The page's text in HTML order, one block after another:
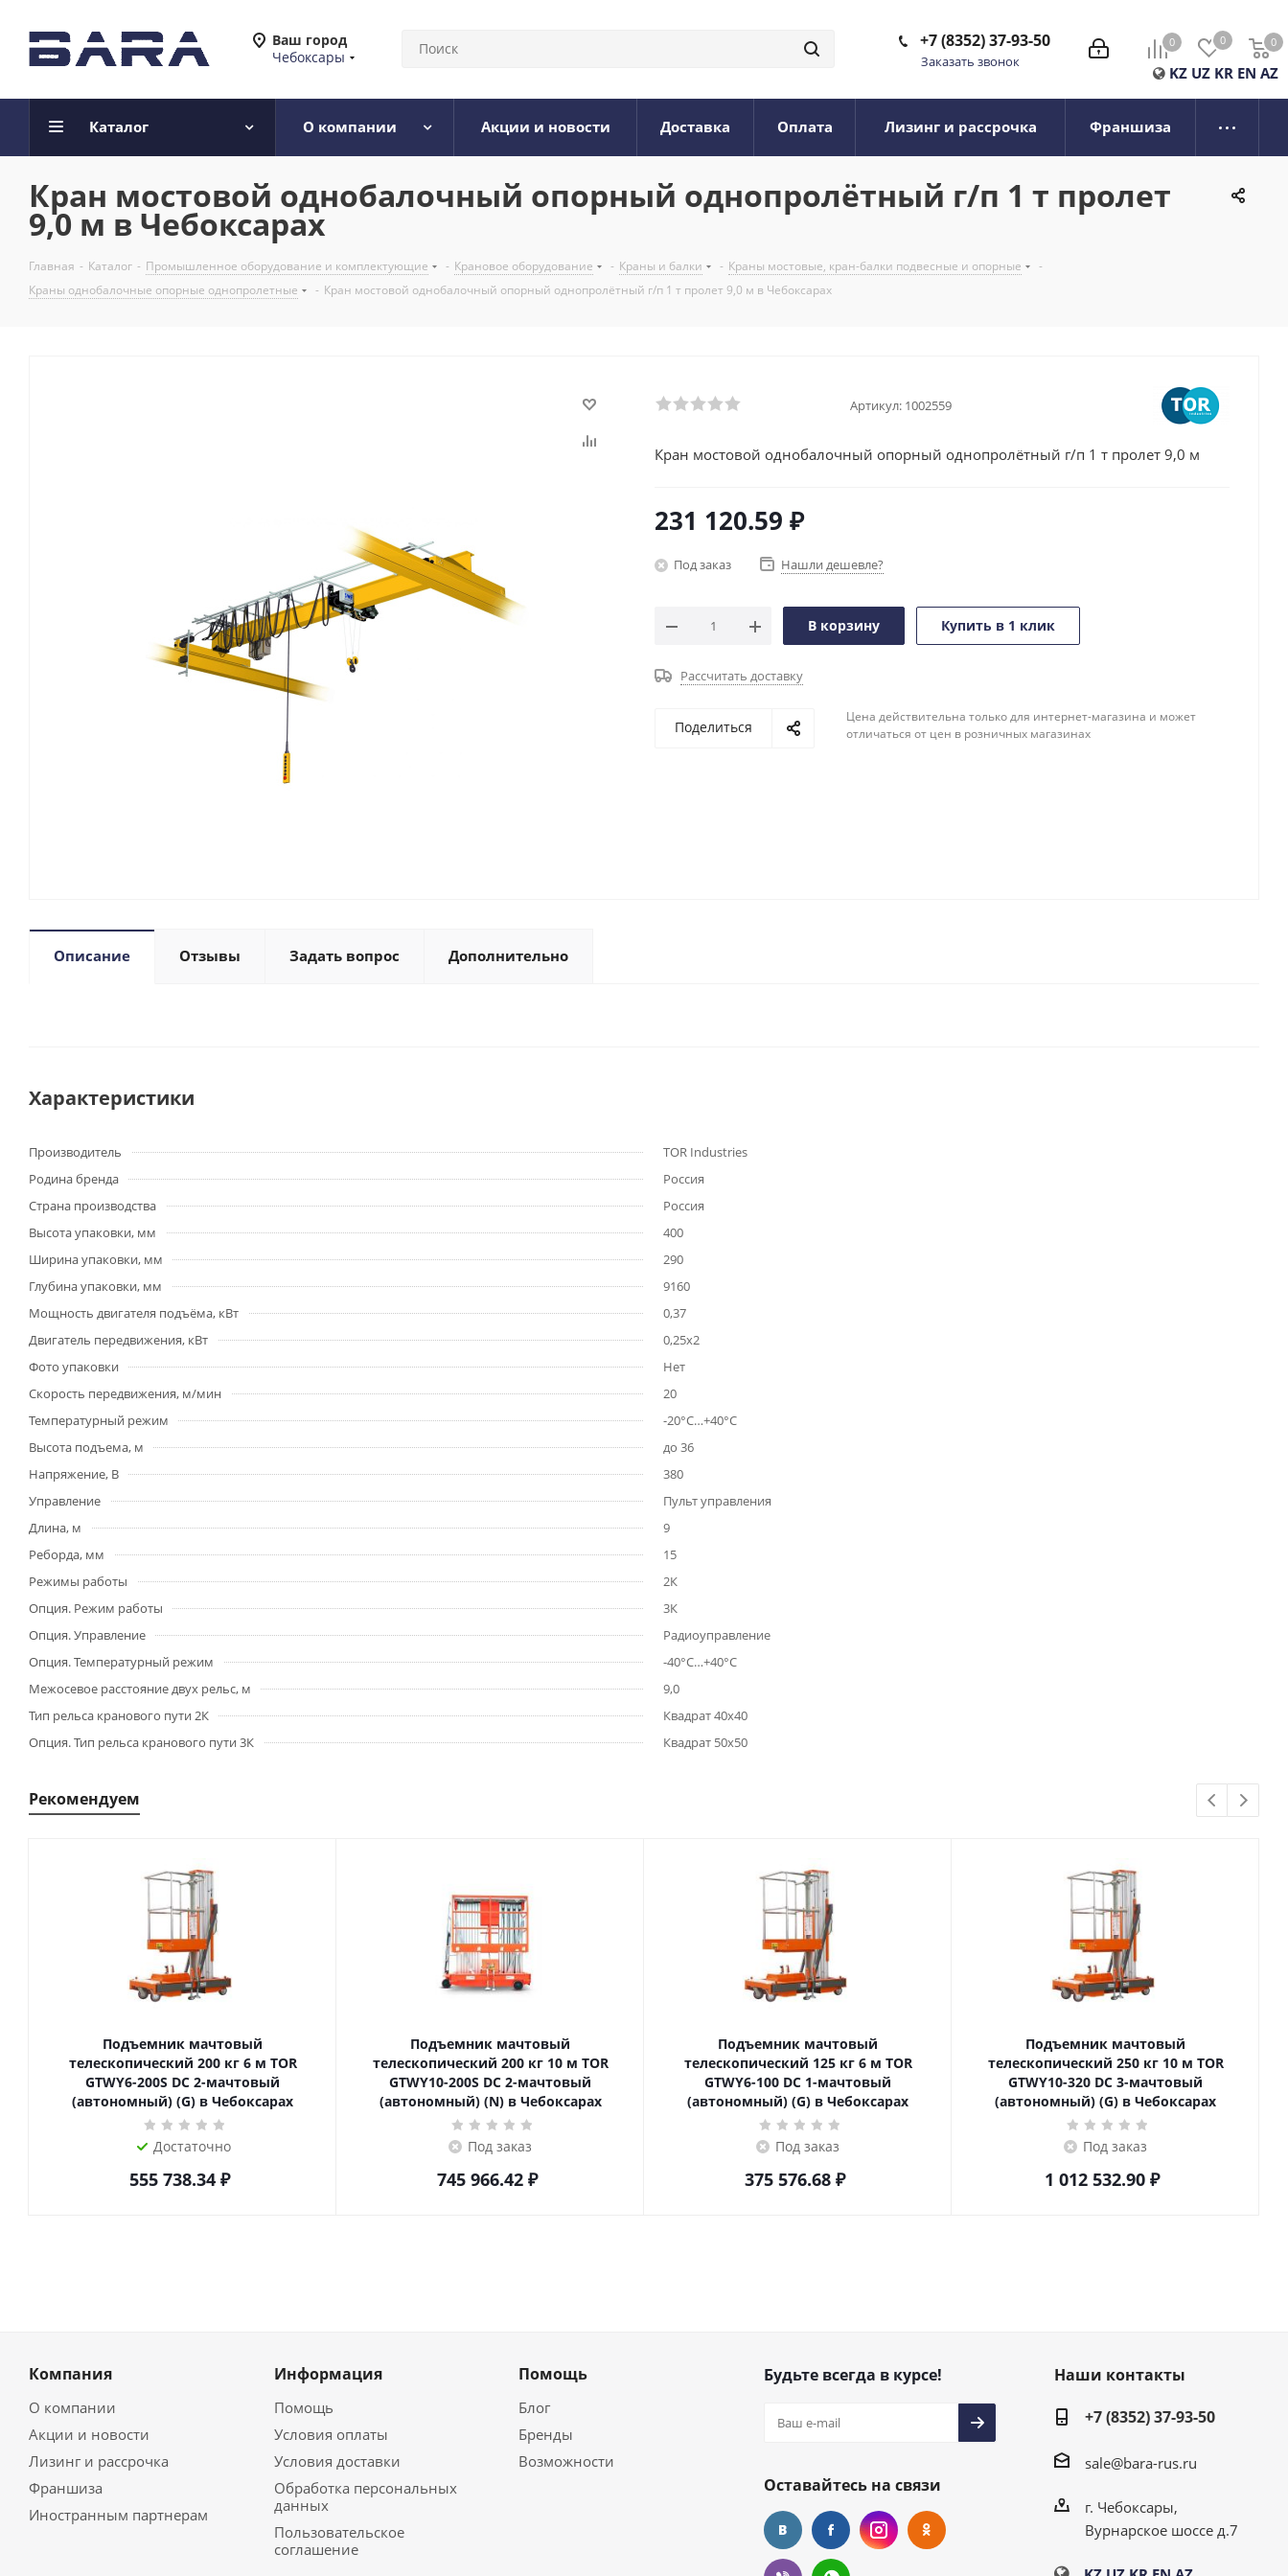
Ваш город
Чебоксары
0 0 0
0
KZ UZ KR EN AZ
+7 (8352) 37-93-50
Заказать звонок
Каталог О компании Акции и новости Доставка Оплата Лизинг и рассрочка Франшиза
Кран мостовой однобалочный опорный однопролётный г/п 1 т пролет
9,0 м в Чебоксарах
Главная - Каталог - Промышленное оборудование и комплектующие - Крановое оборудование - Краны и балки - Краны мостовые, кран-балки подвесные и опорные
-
Краны однобалочные опорные однопролетные
- Кран мостовой однобалочный опорный однопролётный г/п 1 т пролет 9,0 м в Чебоксарах
Артикул: 1002559
Кран мостовой однобалочный опорный однопролётный г/п 1 т пролет 9,0 м
231 120.59 ₽
Под заказ Нашли дешевле?
В корзину Купить в 1 клик
Рассчитать доставку
Поделиться
Цена действительна только для интернет-магазина и может
отличаться от цен в розничных магазинах
Описание Отзывы Задать вопрос Дополнительно
Характеристики
Производитель
TOR Industries
Родина бренда
Россия
Страна производства
Россия
Высота упаковки, мм
400
Ширина упаковки, мм
290
Глубина упаковки, мм
9160
Мощность двигателя подъёма, кВт
0,37
Двигатель передвижения, кВт
0,25х2
Фото упаковки
Нет
Скорость передвижения, м/мин
20
Температурный режим
-20°C…+40°C
Высота подъема, м
до 36
Напряжение, В
380
Управление
Пульт управления
Длина, м
9
Реборда, мм
15
Режимы работы
2К
Опция. Режим работы
3К
Опция. Управление
Радиоуправление
Опция. Температурный режим
-40°C…+40°C
Межосевое расстояние двух рельс, м
9,0
Тип рельса кранового пути 2К
Квадрат 40х40
Опция. Тип рельса кранового пути 3К
Квадрат 50х50
Рекомендуем
Подъемник мачтовый
телескопический 200 кг 6 м TOR
GTWY6-200S DC 2-мачтовый
(автономный) (G) в Чебоксарах
Достаточно
555 738.34₽
Подъемник мачтовый
телескопический 200 кг 10 м TOR
GTWY10-200S DC 2-мачтовый
(автономный) (N) в Чебоксарах
Под заказ
745 966.42₽
Подъемник мачтовый
телескопический 125 кг 6 м TOR
GTWY6-100 DC 1-мачтовый
(автономный) (G) в Чебоксарах
Под заказ
375 576.68₽
Подъемник мачтовый
телескопический 250 кг 10 м TOR
GTWY10-320 DC 3-мачтовый
(автономный) (G) в Чебоксарах
Под заказ
1 012 532.90 ₽
Компания
О компании
Акции и новости
Лизинг и рассрочка
Франшиза
Иностранным партнерам
Информация
Помощь
Условия оплаты
Условия доставки
Обработка персональных
данных
Пользовательское
соглашение
Помощь
Блог
Бренды
Возможности
Будьте всегда в курсе!
Оставайтесь на связи
Наши контакты
+7 (8352) 37-93-50
sale@bara-rus.ru
г. Чебоксары,
Вурнарское шоссе д.7